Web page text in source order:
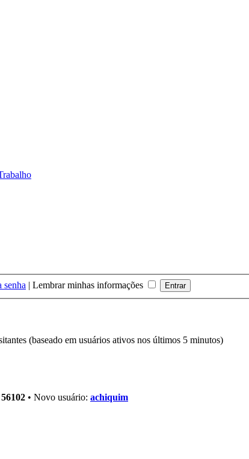
senha | Lembrar minhas informações
(baseado em usuários ativos nos últimos 5 minutos)
56102 • Novo usuário: achiquim